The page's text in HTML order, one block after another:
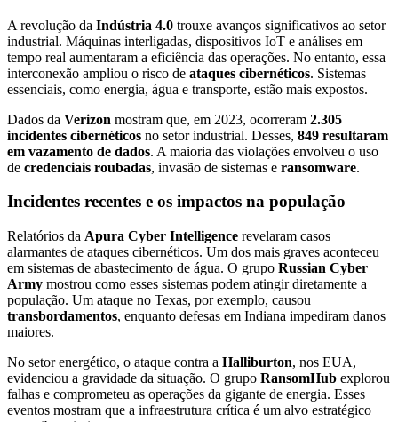
A revolução da Indústria 4.0 trouxe avanços significativos ao setor
industrial. Máquinas interligadas, dispositivos IoT e análises em
tempo real aumentaram a eficiência das operações. No entanto, essa
interconexão ampliou o risco de ataques cibernéticos. Sistemas
essenciais, como energia, água e transporte, estão mais expostos.
Dados da Verizon mostram que, em 2023, ocorreram 2.305
incidentes cibernéticos no setor industrial. Desses, 849 resultaram
em vazamento de dados. A maioria das violações envolveu o uso
de credenciais roubadas, invasão de sistemas e ransomware.
Incidentes recentes e os impactos na população
Relatórios da Apura Cyber Intelligence revelaram casos
alarmantes de ataques cibernéticos. Um dos mais graves aconteceu
em sistemas de abastecimento de água. O grupo Russian Cyber
Army mostrou como esses sistemas podem atingir diretamente a
população. Um ataque no Texas, por exemplo, causou
transbordamentos, enquanto defesas em Indiana impediram danos
maiores.
No setor energético, o ataque contra a Halliburton, nos EUA,
evidenciou a gravidade da situação. O grupo RansomHub explorou
falhas e comprometeu as operações da gigante de energia. Esses
eventos mostram que a infraestrutura crítica é um alvo estratégico